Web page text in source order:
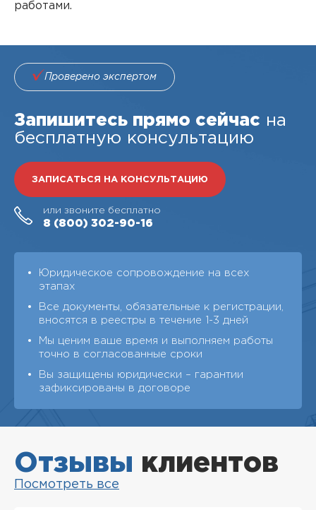
работами.
Проверено экспертом
Запишитесь прямо сейчас на
бесплатную консультацию
ЗАПИСАТЬСЯ НА КОНСУЛЬТАЦИЮ
или звоните бесплатно
8 (800) 302-90-16
Юридическое сопровождение на всех
этапах
Все документы, обязательные к регистрации,
вносятся в реестры в течение 1-3 дней
Мы ценим ваше время и выполняем работы
точно в согласованные сроки
Вы защищены юридически – гарантии
зафиксированы в договоре
Отзывы клиентов
Посмотреть все